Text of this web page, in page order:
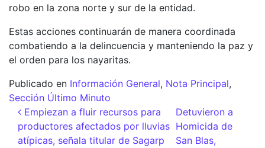
robo en la zona norte y sur de la entidad.
Estas acciones continuarán de manera coordinada
combatiendo a la delincuencia y manteniendo la paz y
el orden para los nayaritas.
Publicado en Información General, Nota Principal,
Sección Último Minuto
Navegación de entradas
Empiezan a fluir recursos para
productores afectados por lluvias
atípicas, señala titular de Sagarp
Detuvieron a
Homicida de
San Blas,